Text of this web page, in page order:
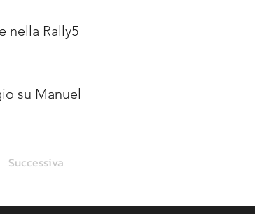
nella Rally5
su Manuel
Successiva